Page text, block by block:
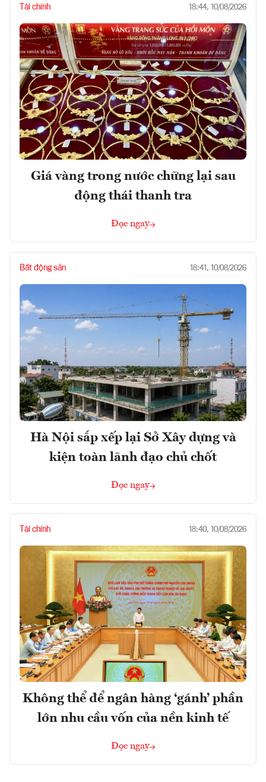
Tài chính 18:44, 10/08/2026
Giá vàng trong nước chững lại sau
động thái thanh tra
Đọc ngay
Bất động sản 18:41, 10/08/2026
Hà Nội sắp xếp lại Sở Xây dựng và
kiện toàn lãnh đạo chủ chốt
Đọc ngay
Tài chính 18:40, 10/08/2026
Không thể để ngân hàng ‘gánh’ phần
lớn nhu cầu vốn của nền kinh tế
Đọc ngay